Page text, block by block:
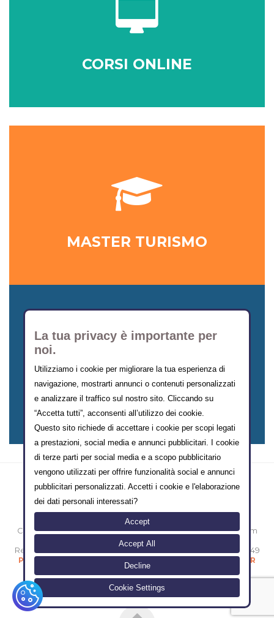
CORSI ONLINE
MASTER TURISMO
CERCA SCUOLA
La tua privacy è importante per
noi.
Utilizziamo i cookie per migliorare la tua esperienza di
navigazione, mostrarti annunci o contenuti personalizzati
e analizzare il traffico sul nostro sito. Cliccando su
“Accetta tutti”, acconsenti all’utilizzo dei cookie.
Questo sito richiede di accettare i cookie per scopi legati
a prestazioni, social media e annunci pubblicitari. I cookie
di terze parti per social media e a scopo pubblicitario
vengono utilizzati per offrire funzionalità social e annunci
pubblicitari personalizzati. Accetti i cookie e l'elaborazione
dei dati personali interessati?
Accept
Accept All
Decline
Cookie Settings
Copyright © 2000-2014 eMarketing FormazioneTurismo.com
Sede legale: Vico II Alferio N° 3 - 86170 Isernia [IT]
Registro Imprese Isernia N° IS-39431 / Partita iva 00874800949
Privacy Policy Termini e Condizioni d'uso Politica GDPR
Progettato e realizzato con amore e sacrifici da